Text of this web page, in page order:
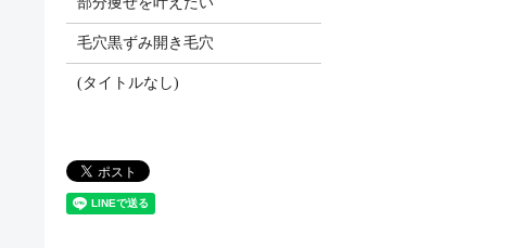
毛穴黒ずみ開き毛穴
(タイトルなし)